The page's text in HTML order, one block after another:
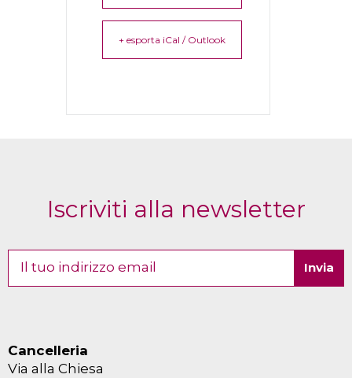
+ esporta iCal / Outlook
Iscriviti alla newsletter
Cancelleria
Via alla Chiesa